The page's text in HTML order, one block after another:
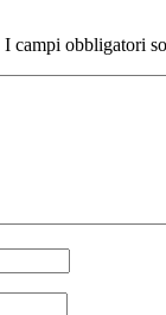
I campi obbligatori